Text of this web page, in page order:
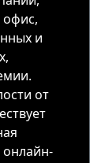
и
от
онлайн-